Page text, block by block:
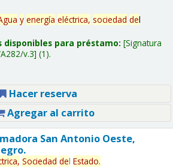
y energía eléctrica, sociedad del
disponibles para préstamo: Signatura
v.3 (1).
Hacer reserva
Agregar al carrito
San Antonio Oeste,
Sociedad del Estado.